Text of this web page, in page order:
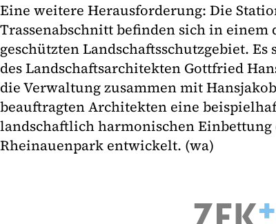
Eine weitere Herausforderung: Die
Trassenabschnitt befinden sich in
geschützten Landschaftsschutzgebiet.
des Landschaftsarchitekten Gottfried
die Verwaltung zusammen mit
beauftragten Architekten eine
landschaftlich harmonischen Einbettung
Rheinauenpark entwickelt. (wa)